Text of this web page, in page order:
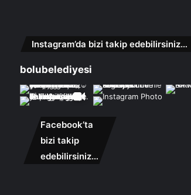
Instagram’da bizi takip edebilirsiniz…
bolubelediyesi
Facebook’ta
bizi takip
edebilirsiniz…